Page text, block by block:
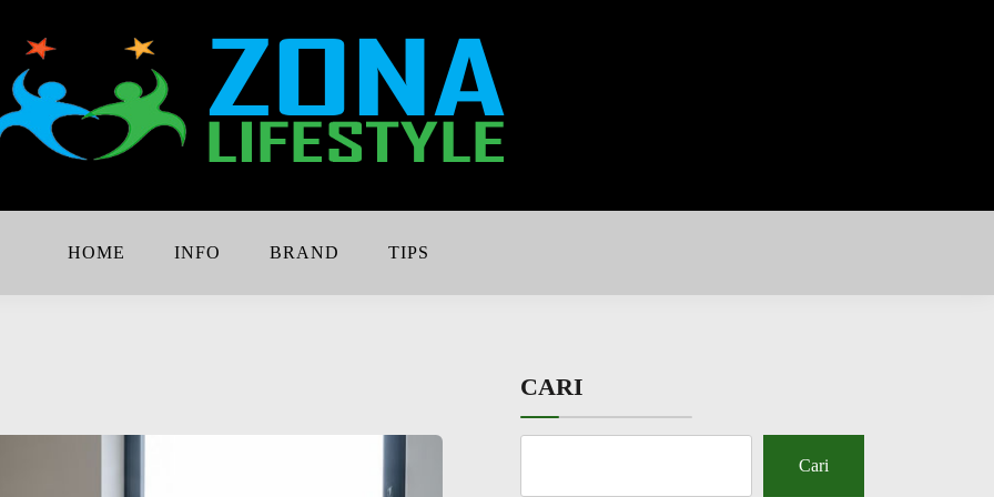
HOME INFO BRAND TIPS
CARI
Cari